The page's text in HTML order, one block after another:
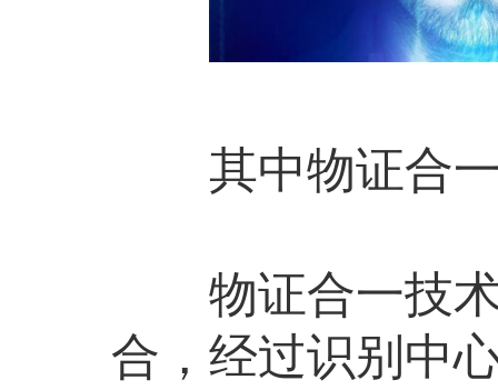
其中物证合一
物证合一技术
合，经过识别中